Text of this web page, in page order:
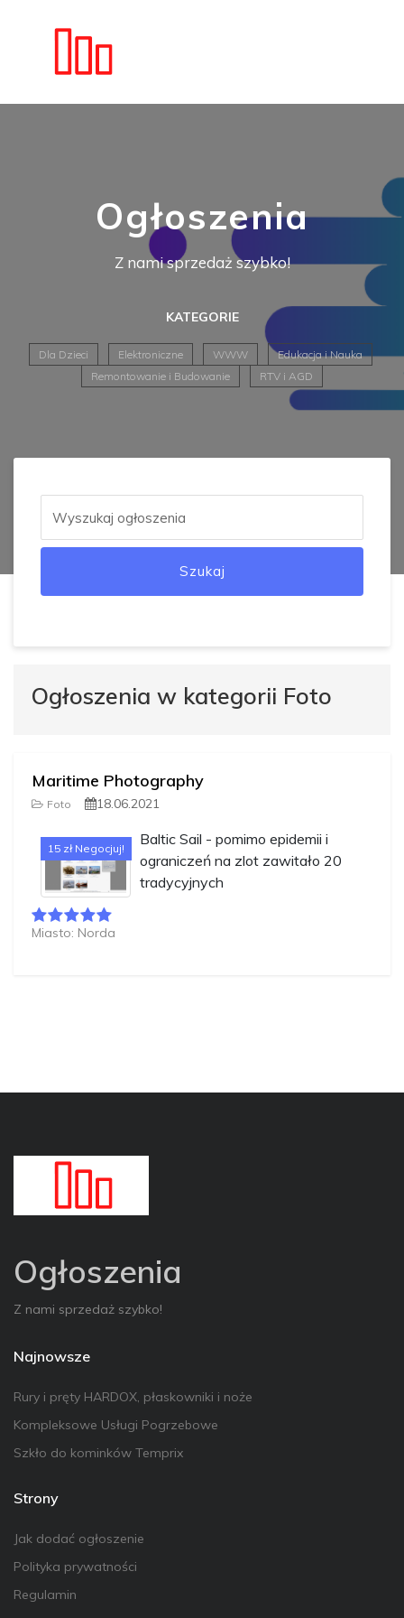
Ogłoszenia
Z nami sprzedaż szybko!
KATEGORIE
Dla Dzieci Elektroniczne WWW
Edukacja i Nauka
Remontowanie i Budowanie
RTV i AGD
Szukaj
Ogłoszenia w kategorii Foto
Maritime Photography
Foto 18.06.2021
15 zł Negocjuj!
Baltic Sail - pomimo epidemii i
ograniczeń na zlot zawitało 20
tradycyjnych
Miasto: Norda
Ogłoszenia
Z nami sprzedaż szybko!
Najnowsze
Rury i pręty HARDOX, płaskowniki i noże
Kompleksowe Usługi Pogrzebowe
Szkło do kominków Temprix
Strony
Jak dodać ogłoszenie
Polityka prywatności
Regulamin